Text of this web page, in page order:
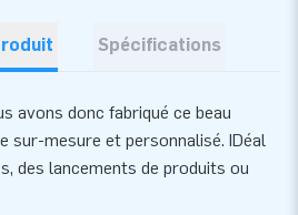
Spécifications
avons donc fabriqué ce beau
sur-mesure et personnalisé. IDéal
des lancements de produits ou